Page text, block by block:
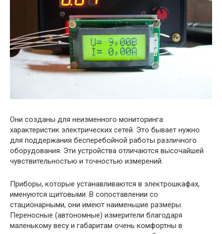
Они созданы для неизменного мониторинга
характеристик электрических сетей. Это бывает нужно
для поддержания бесперебойной работы различного
оборудования. Эти устройства отличаются высочайшей
чувствительностью и точностью измерений.
Приборы, которые устанавливаются в электрошкафах,
именуются щитовыми. В сопоставлении со
стационарными, они имеют наименьшие размеры.
Переносные (автономные) измерители благодаря
маленькому весу и габаритам очень комфортны в